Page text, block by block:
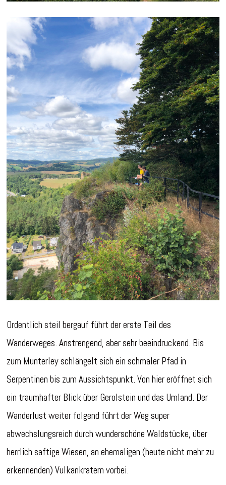
Ordentlich steil bergauf führt der erste Teil des
Wanderweges. Anstrengend, aber sehr beeindruckend. Bis
zum Munterley schlängelt sich ein schmaler Pfad in
Serpentinen bis zum Aussichtspunkt. Von hier eröffnet sich
ein traumhafter Blick über Gerolstein und das Umland. Der
Wanderlust weiter folgend führt der Weg super
abwechslungsreich durch wunderschöne Waldstücke, über
herrlich saftige Wiesen, an ehemaligen (heute nicht mehr zu
erkennenden) Vulkankratern vorbei.